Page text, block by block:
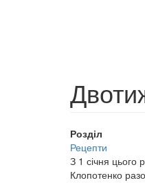
Розділ
Рецепти
З 1 січня цього
Клопотенко